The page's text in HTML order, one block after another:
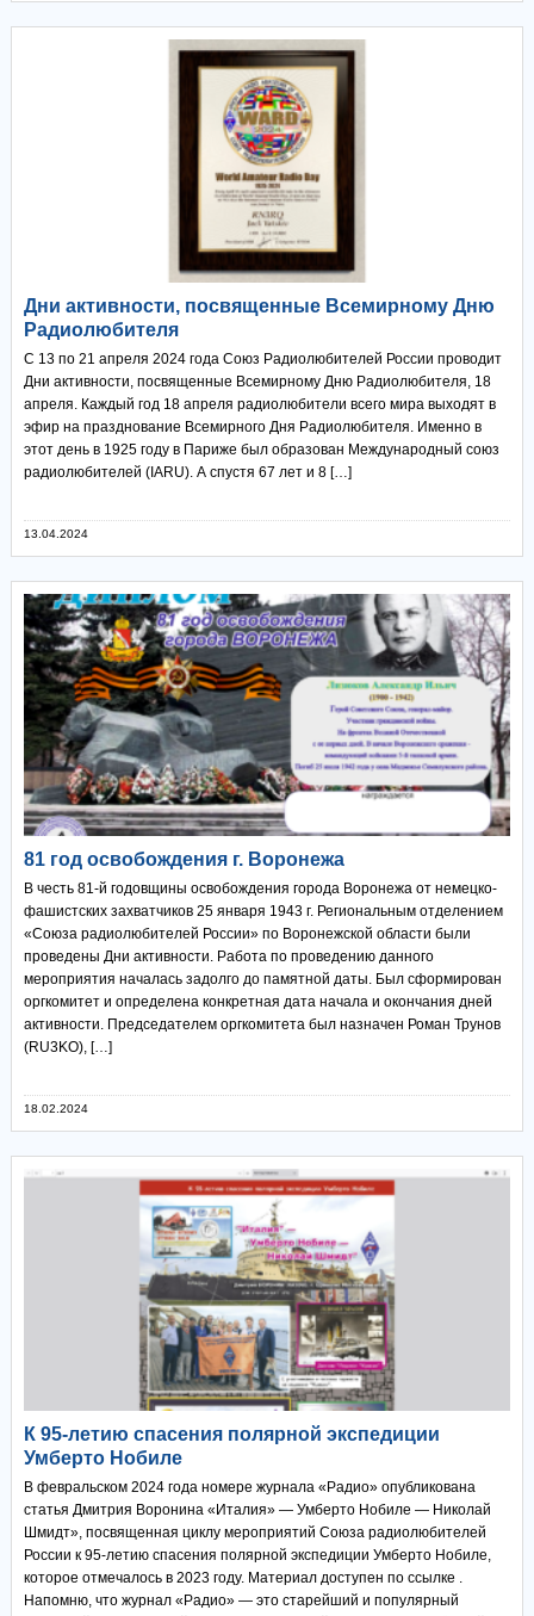
Дни активности, посвященные Всемирному Дню
Радиолюбителя
С 13 по 21 апреля 2024 года Союз Радиолюбителей России проводит
Дни активности, посвященные Всемирному Дню Радиолюбителя, 18
апреля. Каждый год 18 апреля радиолюбители всего мира выходят в
эфир на празднование Всемирного Дня Радиолюбителя. Именно в
этот день в 1925 году в Париже был образован Международный союз
радиолюбителей (IARU). А спустя 67 лет и 8 […]
13.04.2024
81 год освобождения г. Воронежа
В честь 81-й годовщины освобождения города Воронежа от немецко-
фашистских захватчиков 25 января 1943 г. Региональным отделением
«Союза радиолюбителей России» по Воронежской области были
проведены Дни активности. Работа по проведению данного
мероприятия началась задолго до памятной даты. Был сформирован
оргкомитет и определена конкретная дата начала и окончания дней
активности. Председателем оргкомитета был назначен Роман Трунов
(RU3KO), […]
18.02.2024
К 95-летию спасения полярной экспедиции
Умберто Нобиле
В февральском 2024 года номере журнала «Радио» опубликована
статья Дмитрия Воронина «Италия» — Умберто Нобиле — Николай
Шмидт», посвященная циклу мероприятий Союза радиолюбителей
России к 95-летию спасения полярной экспедиции Умберто Нобиле,
которое отмечалось в 2023 году. Материал доступен по ссылке .
Напомню, что журнал «Радио» — это старейший и популярный